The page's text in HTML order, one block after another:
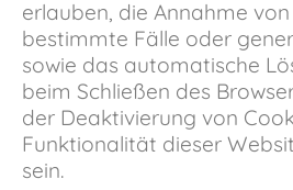
erlauben, die Annahme
bestimmte Fälle oder
sowie das automatische
beim Schließen des
der Deaktivierung von
Funktionalität dieser
sein.